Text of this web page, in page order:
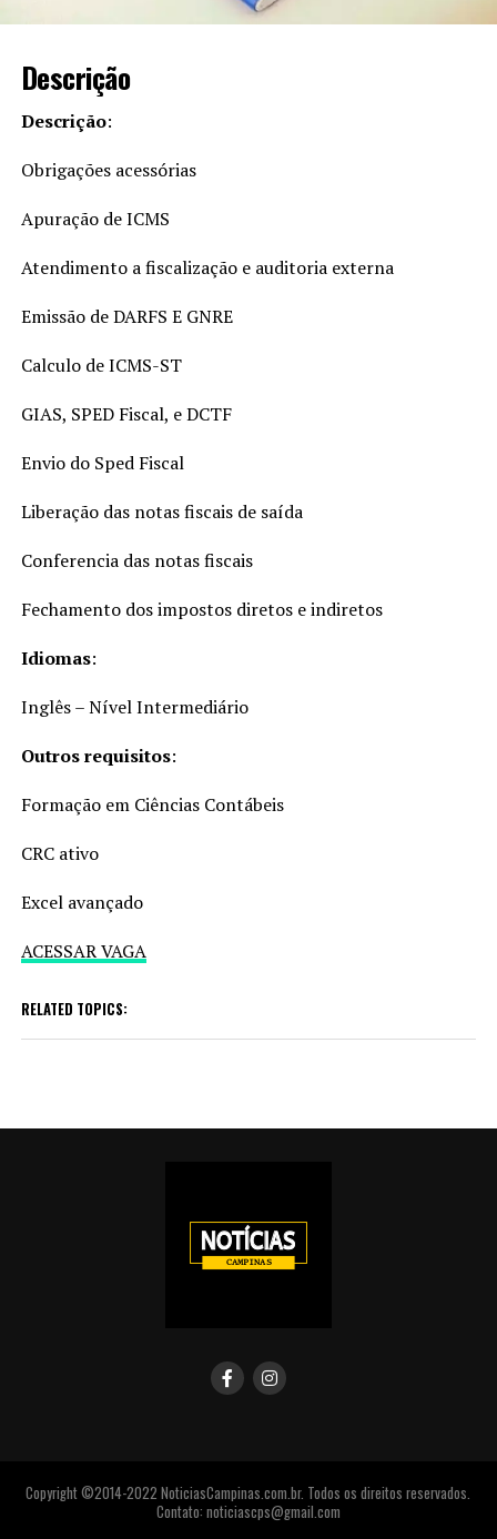
Descrição
Descrição:
Obrigações acessórias
Apuração de ICMS
Atendimento a fiscalização e auditoria externa
Emissão de DARFS E GNRE
Calculo de ICMS-ST
GIAS, SPED Fiscal, e DCTF
Envio do Sped Fiscal
Liberação das notas fiscais de saída
Conferencia das notas fiscais
Fechamento dos impostos diretos e indiretos
Idiomas:
Inglês – Nível Intermediário
Outros requisitos:
Formação em Ciências Contábeis
CRC ativo
Excel avançado
ACESSAR VAGA
RELATED TOPICS:
Copyright ©2014-2022 NoticiasCampinas.com.br. Todos os direitos reservados.
Contato: noticiascps@gmail.com